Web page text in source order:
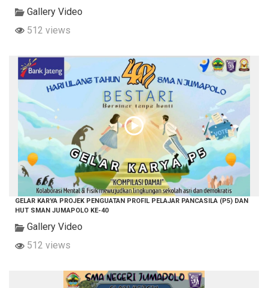
Gallery Video
512 views
GELAR KARYA PROJEK PENGUATAN PROFIL PELAJAR PANCASILA (P5) DAN
HUT SMAN JUMAPOLO KE-40
Gallery Video
512 views